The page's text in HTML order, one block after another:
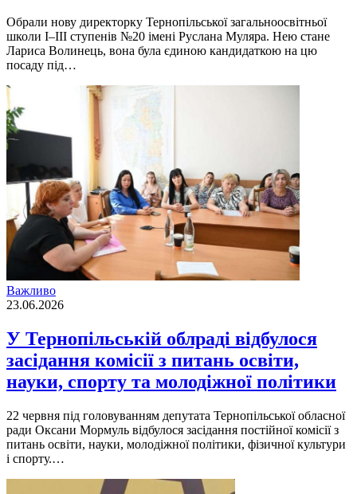
Обрали нову директорку Тернопільської загальноосвітньої
школи І–ІІІ ступенів №20 імені Руслана Муляра. Нею стане
Лариса Волинець, вона була єдиною кандидаткою на цю
посаду під…
Важливо
23.06.2026
У Тернопільській облраді відбулося
засідання комісії з питань освіти,
науки, спорту та молодіжної політики
22 червня під головуванням депутата Тернопільської обласної
ради Оксани Мормуль відбулося засідання постійної комісії з
питань освіти, науки, молодіжної політики, фізичної культури
і спорту.…